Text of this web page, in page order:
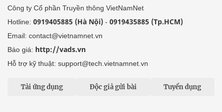
Công ty Cổ phần Truyền thông VietNamNet
Hotline: 0919405885 (Hà Nội) - 0919435885 (Tp.HCM)
Email: contact@vietnamnet.vn
Báo giá: http://vads.vn
Hỗ trợ kỹ thuật: support@tech.vietnamnet.vn
Tải ứng dụng Độc giả gửi bài Tuyển dụng